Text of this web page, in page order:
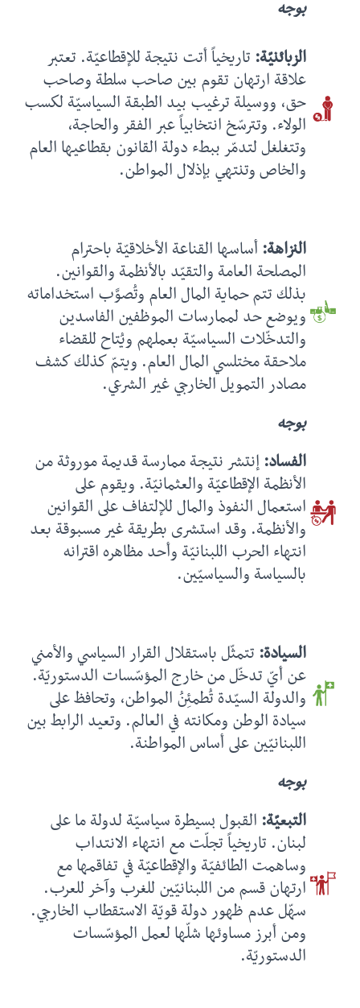
بوجه
الزبائنيّة: تاريخياً أتت نتيجة للإقطاعيّة. تعتبر
علاقة ارتهان تقوم بين صاحب سلطة وصاحب
حق، ووسيلة ترغيب بيد الطبقة السياسيّة لكسب
الولاء. وتترسّخ انتخابياً عبر الفقر والحاجة،
وتتغلغل لتدمّر ببطء دولة القانون بقطاعيها العام
والخاص وتنتهي بإذلال المواطن.
النزاهة: أساسها القناعة الأخلاقيّة باحترام
المصلحة العامة والتقيّد بالأنظمة والقوانين.
بذلك تتم حماية المال العام وتُصوَّب استخداماته
ويوضع حد لممارسات الموظفين الفاسدين
والتدخّلات السياسيّة بعملهم ويُتاح للقضاء
ملاحقة مختلسي المال العام. ويتمّ كذلك كشف
مصادر التمويل الخارجي غير الشرعي.
بوجه
الفساد: إنتشر نتيجة ممارسة قديمة موروثة من
الأنظمة الإقطاعيّة والعثمانيّة. ويقوم على
استعمال النفوذ والمال للإلتفاف على القوانين
والأنظمة. وقد استشرى بطريقة غير مسبوقة بعد
انتهاء الحرب اللبنانيّة وأحد مظاهره اقترانه
بالسياسة والسياسيّين.
السيادة: تتمثّل باستقلال القرار السياسي والأمني
عن أيّ تدخّل من خارج المؤسّسات الدستوريّة.
والدولة السيّدة تُطمئِنُ المواطن، وتحافظ على
سيادة الوطن ومكانته في العالم. وتعيد الرابط بين
اللبنانيّين على أساس المواطنة.
بوجه
التبعيّة: القبول بسيطرة سياسيّة لدولة ما على
لبنان. تاريخياً تجلّت مع انتهاء الانتداب
وساهمت الطائفيّة والإقطاعيّة في تفاقمها مع
ارتهان قسم من اللبنانيّين للغرب وآخر للعرب.
سهّل عدم ظهور دولة قويّة الاستقطاب الخارجي.
ومن أبرز مساوئها شلّها لعمل المؤسّسات
الدستوريّة.